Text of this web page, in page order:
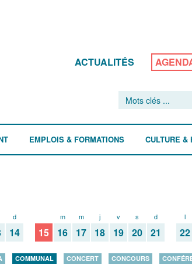
ACTUALITÉS
EMPLOIS & FORMATIONS CULTURE &
d
14 15
m
16
m
17
j
18
v
19
s
20
d
21
l
22
COMMUNAL CONCERT CONCOURS